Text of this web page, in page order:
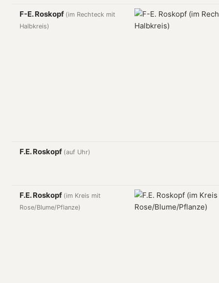
F-E. Roskopf (im Rechteck mit
Halbkreis)
F.E. Roskopf (auf Uhr)
F.E. Roskopf (im Kreis mit
Rose/Blume/Pflanze)